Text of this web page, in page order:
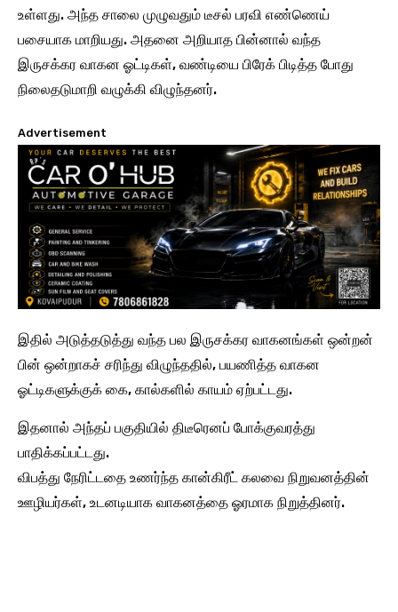
உள்ளது. அந்த சாலை முழுவதும் டீசல் பரவி எண்ணெய்
பசையாக மாறியது. அதனை அறியாத பின்னால் வந்த
இருசக்கர வாகன ஓட்டிகள், வண்டியை பிரேக் பிடித்த போது
நிலைதடுமாறி வழுக்கி விழுந்தனர்.
Advertisement
​இதில் அடுத்தடுத்து வந்த பல இருசக்கர வாகனங்கள் ஒன்றன்
பின் ஒன்றாகச் சரிந்து விழுந்ததில், பயணித்த வாகன
ஓட்டிகளுக்குக் கை, கால்களில் காயம் ஏற்பட்டது.
இதனால் அந்தப் பகுதியில் திடீரெனப் போக்குவரத்து
பாதிக்கப்பட்டது.
விபத்து நேரிட்டதை உணர்ந்த கான்கிரீட் கலவை நிறுவனத்தின்
ஊழியர்கள், உடனடியாக வாகனத்தை ஓரமாக நிறுத்தினர்.